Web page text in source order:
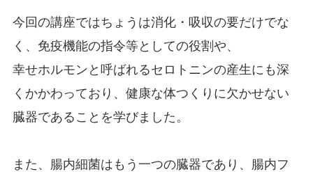
今回の講座ではちょうは消化・吸収の要だけでな
く、免疫機能の指令等としての役割や、
幸せホルモンと呼ばれるセロトニンの産生にも深
くかかわっており、健康な体つくりに欠かせない
臓器であることを学びました。
また、腸内細菌はもう一つの臓器であり、腸内フ